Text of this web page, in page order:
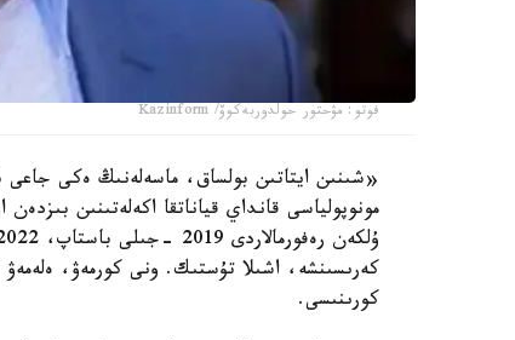
فوتو: مۋحتور حولدوربەكوۆ/ Kazinform
«شىنىن ايتاتىن بولساق، ماسەلەنىڭ ەكى
مونوپولياسى قانداي قياناتقا اكەلەتىنىن
كەرىسىنشە، اشىلا تۇستىك. ونى كورمەۋ،
كورىنىسى.